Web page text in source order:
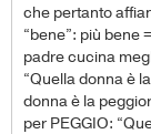
che pertanto
“bene”: più bene
padre cucina
“Quella donna è
donna è la
per PEGGIO: